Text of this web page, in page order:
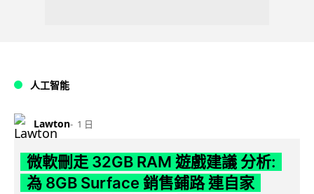
人工智能
Lawton 1 日
微軟刪走 32GB RAM 遊戲建議 分析:
為 8GB Surface 銷售鋪路 連自家